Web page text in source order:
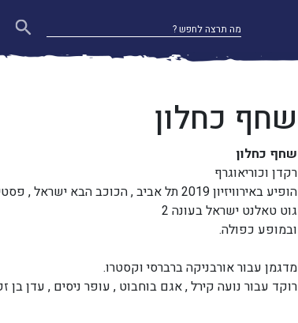
שחף כחלון
שחף כחלון
רקדן וכוריאוגרף
גוט טאלנט ישראל בעונה 2
ובמופע כפולה.
מדגמן עבור אורבניקה ברברסי וקסטרו.
רוקד עבור נועה קירל , אגם בוחבוט , עופר ניסים , עדן בן